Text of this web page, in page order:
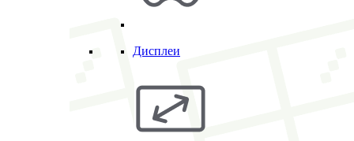
Дисплеи